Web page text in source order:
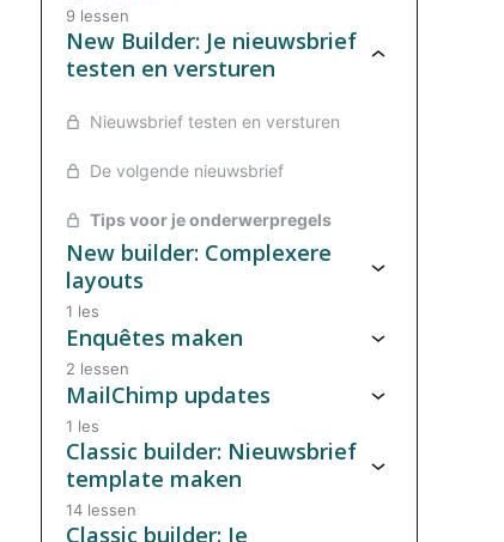
9 lessen
New Builder: Je nieuwsbrief
testen en versturen
Nieuwsbrief testen en versturen
De volgende nieuwsbrief
Tips voor je onderwerpregels
New builder: Complexere
layouts
1 les
Enquêtes maken
2 lessen
MailChimp updates
1 les
Classic builder: Nieuwsbrief
template maken
14 lessen
Classic builder: Je